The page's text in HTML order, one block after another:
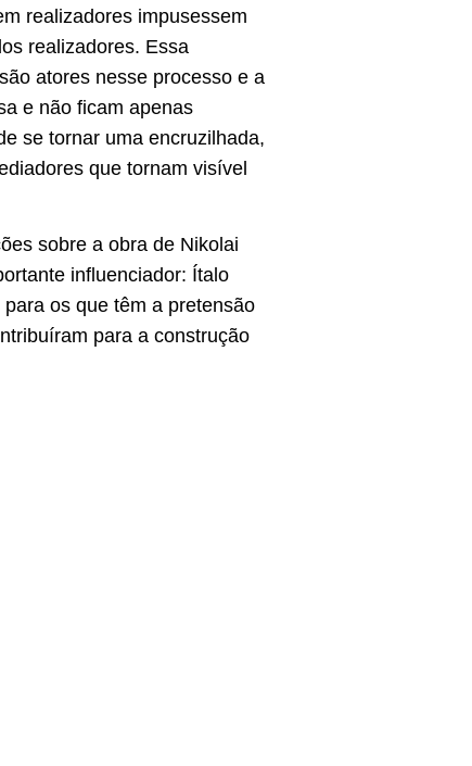
realizadores impusessem
realizadores. Essa
atores nesse processo e a
e não ficam apenas
se tornar uma encruzilhada,
que tornam visível
sobre a obra de Nikolai
influenciador: Ítalo
os que têm a pretensão
para a construção